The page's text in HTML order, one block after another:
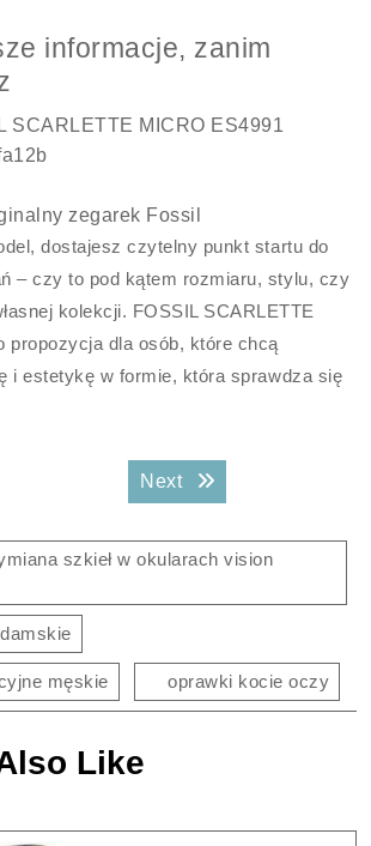
informacje, zanim
SCARLETTE MICRO ES4991
zegarek Fossil
dostajesz czytelny punkt startu do
– czy to pod kątem rozmiaru, stylu, czy
kolekcji. FOSSIL SCARLETTE
propozycja dla osób, które chcą
i estetykę w formie, która sprawdza się
post: Next Next post:
szkieł w okularach vision
męskie oprawki kocie oczy
Like